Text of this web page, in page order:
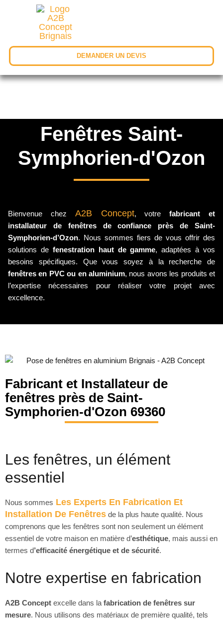
DEMANDER UN DEVIS
Fenêtres Saint-
Symphorien-d'Ozon
Bienvenue chez A2B Concept, votrefabricant et
installateur de fenêtres de confiance près de Saint-
Symphorien-d’Ozon. Nous sommes fiers de vous offrir des
solutions defenestration haut de gamme, adaptées à vos
besoins spécifiques. Que vous soyez à la recherche de
fenêtres en PVC ou en aluminium, nous avons les produits et
l’expertise nécessaires pour réaliser votre projet avec
excellence.
Fabricant et Installateur de
fenêtres près de Saint-
Symphorien-d'Ozon 69360
Les fenêtres, un élément
essentiel
Nous sommes Les Experts En Fabrication Et
Installation De Fenêtres de la plus haute qualité. Nous
comprenons que les fenêtres sont non seulement un élément
essentiel de votre maison en matière d’esthétique, mais aussi en
termes d’efficacité énergétique et de sécurité.
Notre expertise en fabrication
A2B Concept excelle dans la fabrication de fenêtres sur
mesure. Nous utilisons des matériaux de première qualité, tels